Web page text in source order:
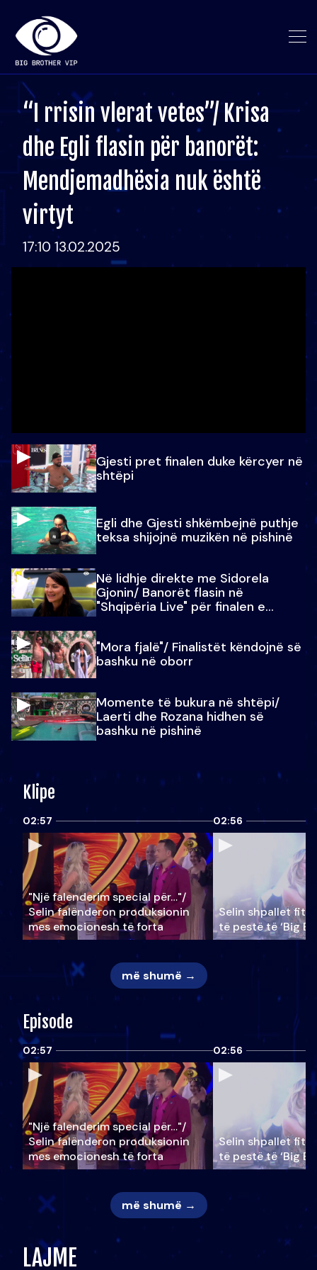
“I rrisin vlerat vetes”/ Krisa
dhe Egli flasin për banorët:
Mendjemadhësia nuk është
virtyt
17:10 13.02.2025
Gjesti pret finalen duke kërcyer në
shtëpi
Egli dhe Gjesti shkëmbejnë puthje
teksa shijojnë muzikën në pishinë
Në lidhje direkte me Sidorela
Gjonin/ Banorët flasin në
"Shqipëria Live" për finalen e
"Mora fjalë"/ Finalistët këndojnë së
bashku në oborr
Momente të bukura në shtëpi/
Laerti dhe Rozana hidhen së
bashku në pishinë
Klipe
02:57
"Një falenderim special për…"/
Selin falënderon produksionin
mes emocionesh të forta
02:56
Selin shpallet
të pestë të ‘Big
më shumë →
Episode
02:57
"Një falenderim special për…"/
Selin falënderon produksionin
mes emocionesh të forta
02:56
Selin shpallet
të pestë të ‘Big
më shumë →
LAJME